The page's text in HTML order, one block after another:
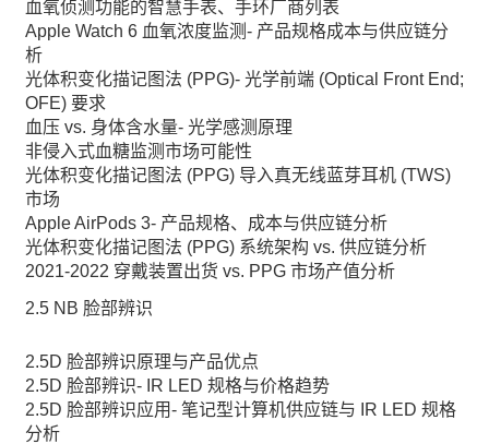
血氧侦测功能的智慧手表、手环厂商列表
Apple Watch 6 血氧浓度监测- 产品规格成本与供应链分
析
光体积变化描记图法 (PPG)- 光学前端 (Optical Front End;
OFE) 要求
血压 vs. 身体含水量- 光学感测原理
非侵入式血糖监测市场可能性
光体积变化描记图法 (PPG) 导入真无线蓝芽耳机 (TWS)
市场
Apple AirPods 3- 产品规格、成本与供应链分析
光体积变化描记图法 (PPG) 系统架构 vs. 供应链分析
2021-2022 穿戴装置出货 vs. PPG 市场产值分析
2.5 NB 脸部辨识
2.5D 脸部辨识原理与产品优点
2.5D 脸部辨识- IR LED 规格与价格趋势
2.5D 脸部辨识应用- 笔记型计算机供应链与 IR LED 规格
分析